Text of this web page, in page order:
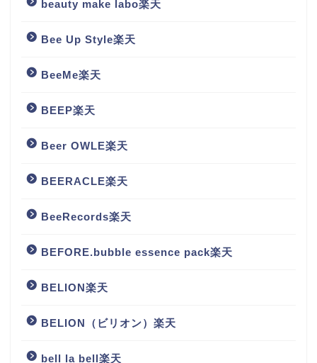
beauty make labo楽天
Bee Up Style楽天
BeeMe楽天
BEEP楽天
Beer OWLE楽天
BEERACLE楽天
BeeRecords楽天
BEFORE.bubble essence pack楽天
BELION楽天
BELION（ビリオン）楽天
bell la bell楽天